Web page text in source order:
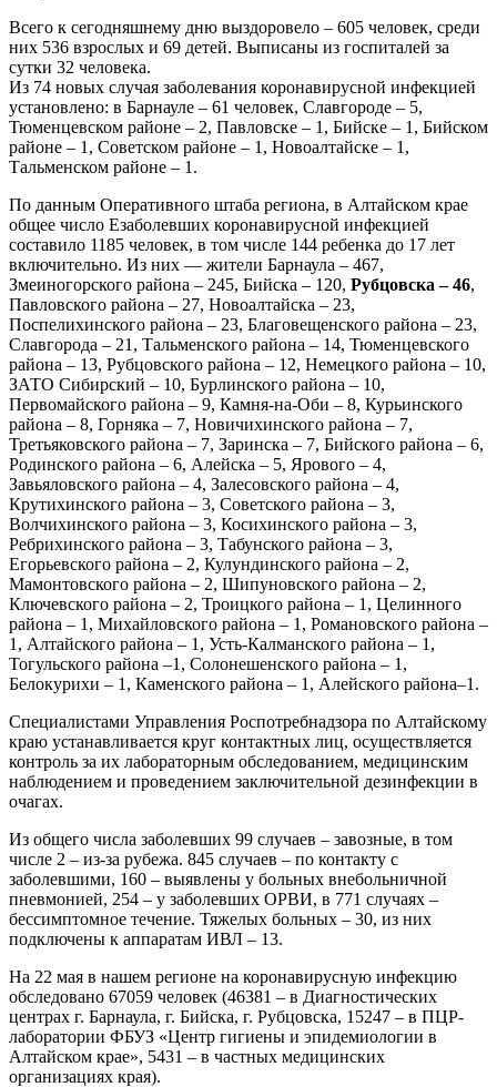
Всего к сегодняшнему дню выздоровело – 605 человек, среди
них 536 взрослых и 69 детей. Выписаны из госпиталей за
сутки 32 человека.
Из 74 новых случая заболевания коронавирусной инфекцией
установлено: в Барнауле – 61 человек, Славгороде – 5,
Тюменцевском районе – 2, Павловске – 1, Бийске – 1, Бийском
районе – 1, Советском районе – 1, Новоалтайске – 1,
Тальменском районе – 1.
По данным Оперативного штаба региона, в Алтайском крае
общее число Езаболевших коронавирусной инфекцией
составило 1185 человек, в том числе 144 ребенка до 17 лет
включительно. Из них — жители Барнаула – 467,
Змеиногорского района – 245, Бийска – 120, Рубцовска – 46,
Павловского района – 27, Новоалтайска – 23,
Поспелихинского района – 23, Благовещенского района – 23,
Славгорода – 21, Тальменского района – 14, Тюменцевского
района – 13, Рубцовского района – 12, Немецкого района – 10,
ЗАТО Сибирский – 10, Бурлинского района – 10,
Первомайского района – 9, Камня-на-Оби – 8, Курьинского
района – 8, Горняка – 7, Новичихинского района – 7,
Третьяковского района – 7, Заринска – 7, Бийского района – 6,
Родинского района – 6, Алейска – 5, Ярового – 4,
Завьяловского района – 4, Залесовского района – 4,
Крутихинского района – 3, Советского района – 3,
Волчихинского района – 3, Косихинского района – 3,
Ребрихинского района – 3, Табунского района – 3,
Егорьевского района – 2, Кулундинского района – 2,
Мамонтовского района – 2, Шипуновского района – 2,
Ключевского района – 2, Троицкого района – 1, Целинного
района – 1, Михайловского района – 1, Романовского района –
1, Алтайского района – 1, Усть-Калманского района – 1,
Тогульского района –1, Солонешенского района – 1,
Белокурихи – 1, Каменского района – 1, Алейского района–1.
Специалистами Управления Роспотребнадзора по Алтайскому
краю устанавливается круг контактных лиц, осуществляется
контроль за их лабораторным обследованием, медицинским
наблюдением и проведением заключительной дезинфекции в
очагах.
Из общего числа заболевших 99 случаев – завозные, в том
числе 2 – из-за рубежа. 845 случаев – по контакту с
заболевшими, 160 – выявлены у больных внебольничной
пневмонией, 254 – у заболевших ОРВИ, в 771 случаях –
бессимптомное течение. Тяжелых больных – 30, из них
подключены к аппаратам ИВЛ – 13.
На 22 мая в нашем регионе на коронавирусную инфекцию
обследовано 67059 человек (46381 – в Диагностических
центрах г. Барнаула, г. Бийска, г. Рубцовска, 15247 – в ПЦР-
лаборатории ФБУЗ «Центр гигиены и эпидемиологии в
Алтайском крае», 5431 – в частных медицинских
организациях края).